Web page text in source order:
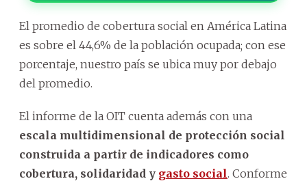
El promedio de cobertura social en América Latina
es sobre el 44,6% de la población ocupada; con ese
porcentaje, nuestro país se ubica muy por debajo
del promedio.
El informe de la OIT cuenta además con una
escala multidimensional de protección social
construida a partir de indicadores como
cobertura, solidaridad y gasto social. Conforme